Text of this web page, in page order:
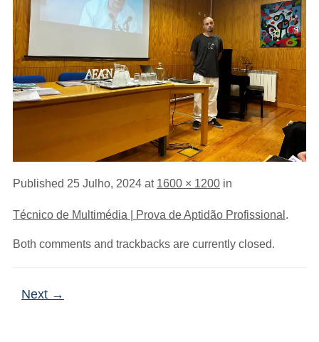
Published 25 Julho, 2024at 1600 × 1200in
Técnico de Multimédia | Prova de Aptidão Profissional .
Both comments and trackbacks are currently closed.
Next →